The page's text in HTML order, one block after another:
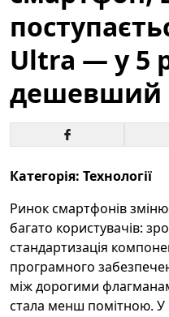
Ultra — у 5
дешевший
Категорія: Технології
Ринок смартфонів
багато користувачів:
стандартизація
програмного
між дорогими
стала менш помітною. У